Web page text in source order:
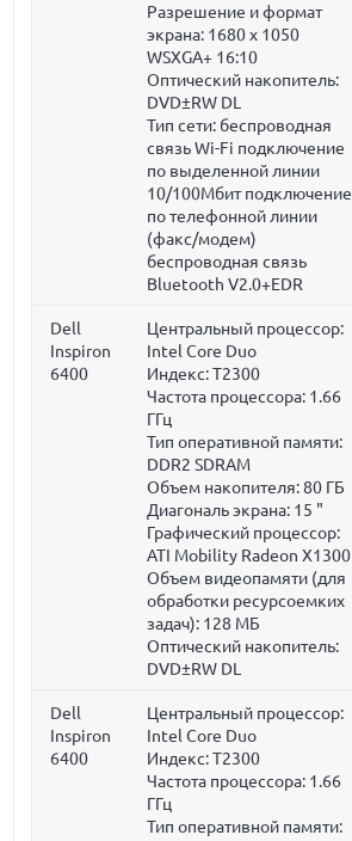
Разрешение и формат
экрана: 1680 x 1050
WSXGA+ 16:10
Оптический накопитель:
DVD±RW DL
Тип сети: беспроводная
связь Wi-Fi подключение
по выделенной линии
10/100Мбит подключение
по телефонной линии
(факс/модем)
беспроводная связь
Bluetooth V2.0+EDR
Dell
Inspiron
6400
Центральный процессор:
Intel Core Duo
Индекс: T2300
Частота процессора: 1.66
ГГц
Тип оперативной памяти:
DDR2 SDRAM
Объем накопителя:80 ГБ
Диагональ экрана: 15 "
Графический процессор:
ATI Mobility Radeon X1300
Объем видеопамяти (для
обработки ресурсоемких
задач): 128 МБ
Оптический накопитель:
DVD±RW DL
Dell
Inspiron
6400
Центральный процессор:
Intel Core Duo
Индекс: T2300
Частота процессора: 1.66
ГГц
Тип оперативной памяти: